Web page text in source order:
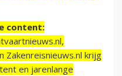
content:
Zakenreisnieuws.nl krijg
en jarenlange